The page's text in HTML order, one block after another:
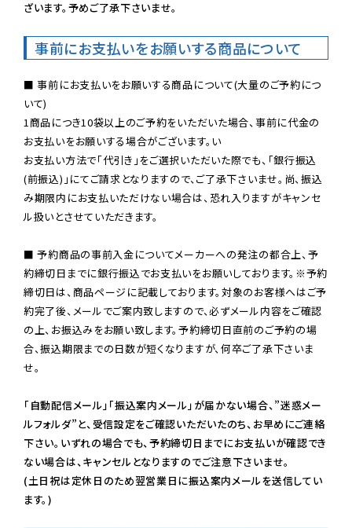
ざいます。予めご了承下さいませ。
事前にお支払いをお願いする商品について
■ 事前にお支払いをお願いする商品について(大量のご予約につ
いて)
1商品につき10袋以上のご予約をいただいた場合、事前に代金の
お支払いをお願いする場合がございます。い
お支払い方法で「代引き」をご選択いただいた際でも、「銀行振込
(前振込)」にてご請求となりますので、ご了承下さいませ。尚、振込
み期限内にお支払いただけない場合は、恐れ入りますがキャンセ
ル扱いとさせていただきます。
■ 予約商品の事前入金についてメーカーへの発注の都合上、予
約締切日までに銀行振込でお支払いをお願いしております。※予約
締切日は、商品ページに記載しております。対象のお客様へはご予
約完了後、メールでご案内致しますので、必ずメール内容をご確認
の上、お振込みをお願い致します。予約締切日直前のご予約の場
合、振込期限までの日数が短くなりますが、何卒ご了承下さいま
せ。
「自動配信メール」「振込案内メール」が届かない場合、”迷惑メー
ルフォルダ”と、受信設定をご確認いただいたのち、お早めにご連絡
下さい。いずれの場合でも、予約締切日までにお支払いが確認でき
ない場合は、キャンセルとなりますのでご注意下さいませ。
(土日祝は定休日のため翌営業日に振込案内メールを送信してい
ます。)